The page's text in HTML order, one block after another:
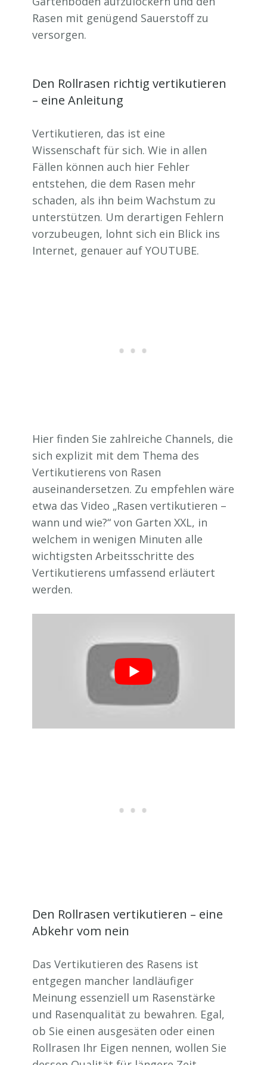
Rasen mit genügend Sauerstoff zu
versorgen.
Den Rollrasen richtig vertikutieren
– eine Anleitung
Vertikutieren, das ist eine
Wissenschaft für sich. Wie in allen
Fällen können auch hier Fehler
entstehen, die dem Rasen mehr
schaden, als ihn beim Wachstum zu
unterstützen. Um derartigen Fehlern
vorzubeugen, lohnt sich ein Blick ins
Internet, genauer auf YOUTUBE.
Hier finden Sie zahlreiche Channels, die
sich explizit mit dem Thema des
Vertikutierens von Rasen
auseinandersetzen. Zu empfehlen wäre
etwa das Video „Rasen vertikutieren –
wann und wie?“ von Garten XXL, in
welchem in wenigen Minuten alle
wichtigsten Arbeitsschritte des
Vertikutierens umfassend erläutert
werden.
Den Rollrasen vertikutieren – eine
Abkehr vom nein
Das Vertikutieren des Rasens ist
entgegen mancher landläufiger
Meinung essenziell um Rasenstärke
und Rasenqualität zu bewahren. Egal,
ob Sie einen ausgesäten oder einen
Rollrasen Ihr Eigen nennen, wollen Sie